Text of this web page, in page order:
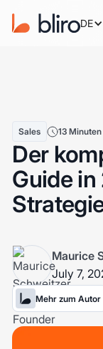
DE
Sales 13
Der
Guide
Maurice
July 7,
Mehr zum Autor